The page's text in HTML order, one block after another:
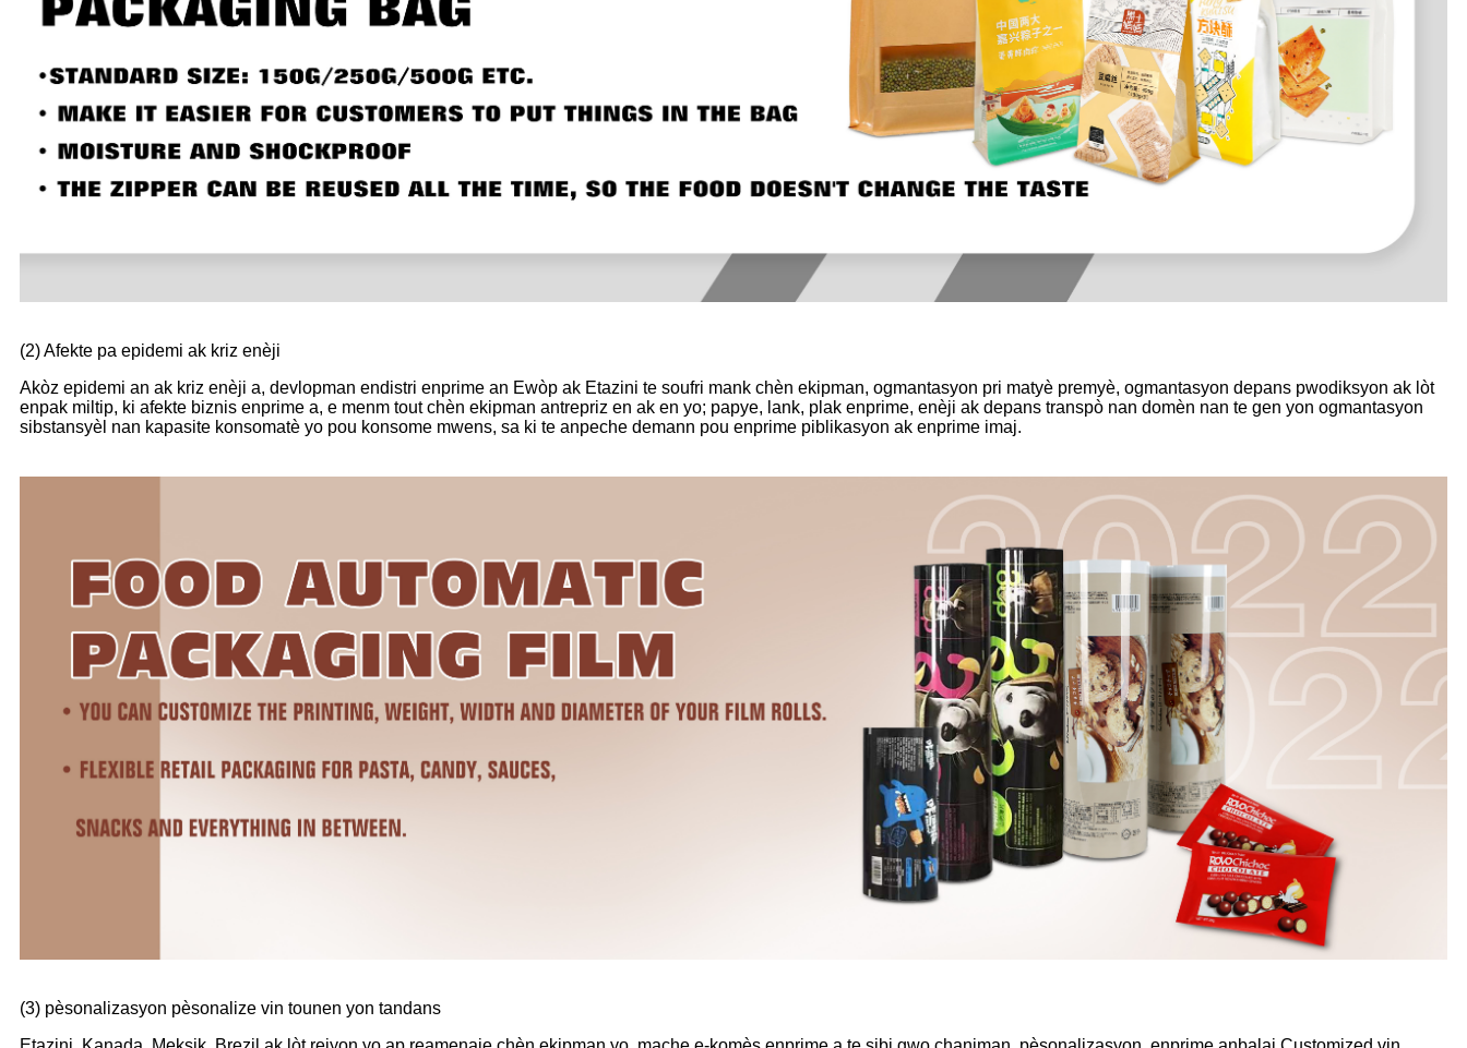
(2) Afekte pa epidemi ak kriz enèji
Akòz epidemi an ak kriz enèji a, devlopman endistri enprime an Ewòp ak Etazini te soufri mank chèn ekipman, ogmantasyon pri matyè premyè, ogmantasyon depans pwodiksyon ak lòt
enpak miltip, ki afekte biznis enprime a, e menm tout chèn ekipman antrepriz en ak en yo; papye, lank, plak enprime, enèji ak depans transpò nan domèn nan te gen yon ogmantasyon
sibstansyèl nan kapasite konsomatè yo pou konsome mwens, sa ki te anpeche demann pou enprime piblikasyon ak enprime imaj.
(3) pèsonalizasyon pèsonalize vin tounen yon tandans